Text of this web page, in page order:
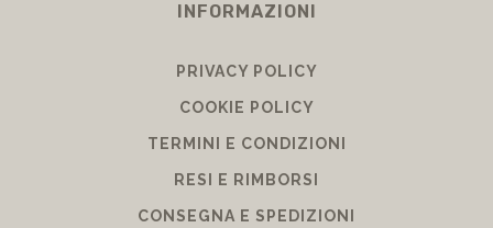
INFORMAZIONI
PRIVACY POLICY
COOKIE POLICY
TERMINI E CONDIZIONI
RESI E RIMBORSI
CONSEGNA E SPEDIZIONI